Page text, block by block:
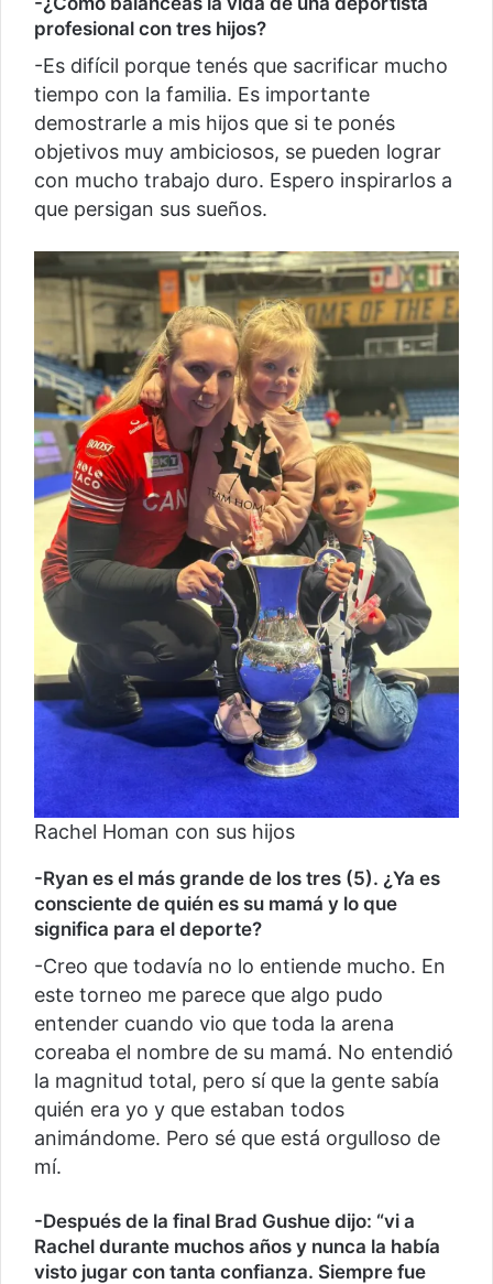
profesional con tres hijos?
-Es difícil porque tenés que sacrificar mucho
tiempo con la familia. Es importante
demostrarle a mis hijos que si te ponés
objetivos muy ambiciosos, se pueden lograr
con mucho trabajo duro. Espero inspirarlos a
que persigan sus sueños.
Rachel Homan con sus hijos
-Ryan es el más grande de los tres (5). ¿Ya es
consciente de quién es su mamá y lo que
significa para el deporte?
-Creo que todavía no lo entiende mucho. En
este torneo me parece que algo pudo
entender cuando vio que toda la arena
coreaba el nombre de su mamá. No entendió
la magnitud total, pero sí que la gente sabía
quién era yo y que estaban todos
animándome. Pero sé que está orgulloso de
mí.
-Después de la final Brad Gushue dijo: “vi a
Rachel durante muchos años y nunca la había
visto jugar con tanta confianza. Siempre fue